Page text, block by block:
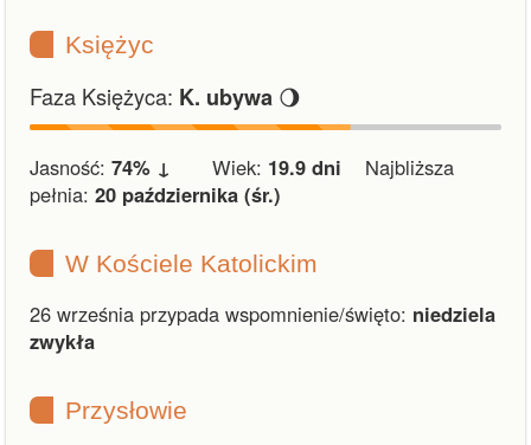
Księżyc
Faza Księżyca: K. ubywa 🌖
Jasność: 74% ↓ Wiek: 19.9 dni Najbliższa
pełnia: 20 października (śr.)
W Kościele Katolickim
26 września przypada wspomnienie/święto: niedziela
zwykła
Przysłowie